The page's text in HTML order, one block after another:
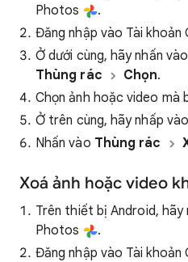
Photos
.
Đăng nhập vào Tài khoản
Ở dưới cùng, hãy nhấn
Thùng rác
Chọn.
Chọn ảnh hoặc video mà
Ở trên cùng, hãy nhấp
Nhấn vào Thùng rác
Xoá ảnh hoặc video
Trên thiết bị Android, hãy
Photos
.
Đăng nhập vào Tài khoản